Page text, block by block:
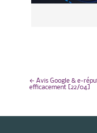
← Avis Google & e-
efficacement [22/04]